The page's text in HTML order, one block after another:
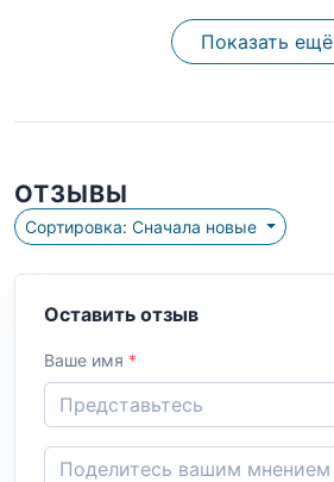
Показать ещё
ОТЗЫВЫ
Сортировка: Сначала новые
Оставить отзыв
Ваше имя *